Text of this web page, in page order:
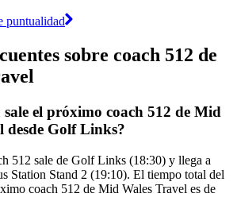
puntualidad
sobre coach 512 de
el próximo coach 512 de Mid
desde Golf Links?
512 sale de Golf Links (18:30) y llega a
Station Stand 2 (19:10). El tiempo total del
coach 512 de Mid Wales Travel es de